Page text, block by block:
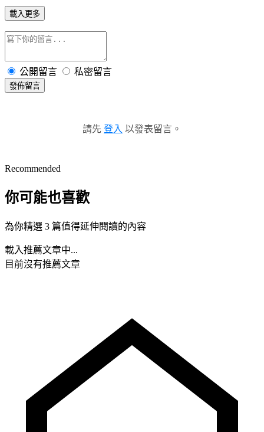
載入更多
公開留言 私密留言
發佈留言
請先 登入 以發表留言。
Recommended
你可能也喜歡
為你精選 3 篇值得延伸閱讀的內容
載入推薦文章中...
目前沒有推薦文章